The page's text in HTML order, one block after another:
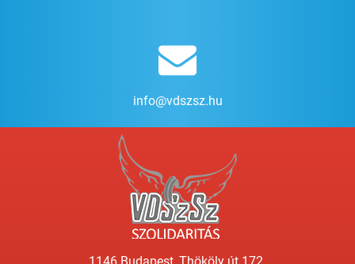
info@vdszsz.hu
1146 Budapest, Thököly út 172.